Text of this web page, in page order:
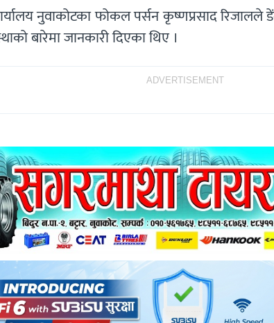
नुवाकोटका फोकल पर्सन कृष्णप्रसाद
बारेमा जानकारी दिएका थिए ।
ADVERTISEMENT